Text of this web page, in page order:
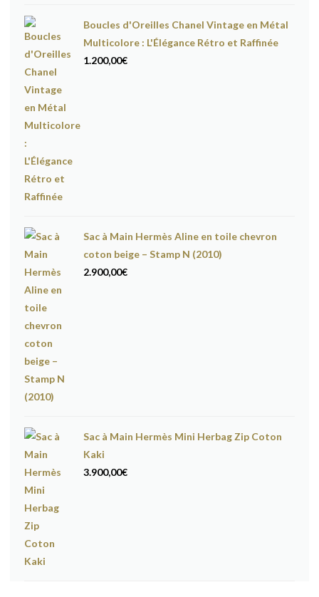
Boucles d'Oreilles Chanel Vintage en Métal
Multicolore : L'Élégance Rétro et Raffinée
1.200,00€
Sac à Main Hermès Aline en toile chevron
coton beige – Stamp N (2010)
2.900,00€
Sac à Main Hermès Mini Herbag Zip Coton
Kaki
3.900,00€